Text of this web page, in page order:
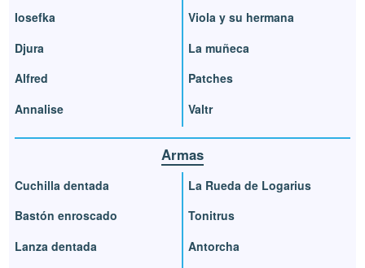
Iosefka
Djura
Alfred
Annalise
Viola y su hermana
La muñeca
Patches
Valtr
Armas
Cuchilla dentada
Bastón enroscado
Lanza dentada
La Rueda de Logarius
Tonitrus
Antorcha